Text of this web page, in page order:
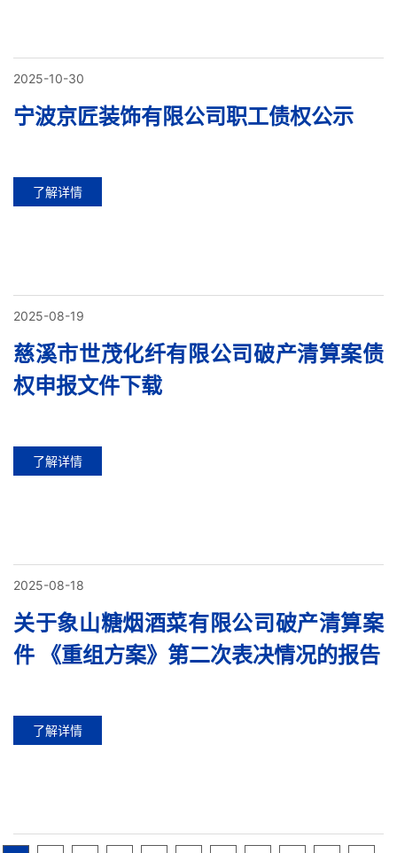
2025-10-30
宁波京匠装饰有限公司职工债权公示
了解详情
2025-08-19
慈溪市世茂化纤有限公司破产清算案债
权申报文件下载
了解详情
2025-08-18
关于象山糖烟酒菜有限公司破产清算案
件 《重组方案》第二次表决情况的报告
了解详情